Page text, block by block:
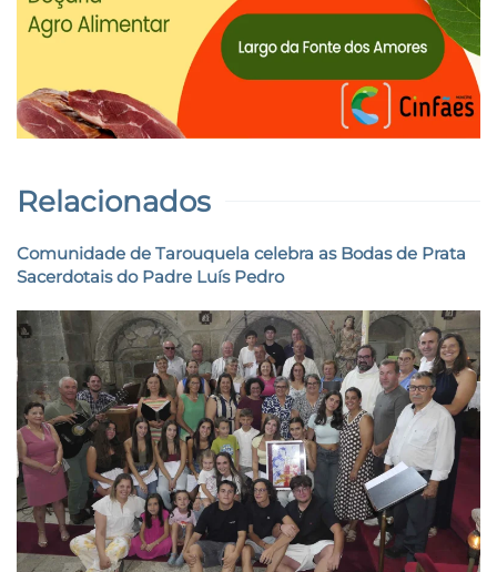
Relacionados
Comunidade de Tarouquela celebra as Bodas de Prata
Sacerdotais do Padre Luís Pedro